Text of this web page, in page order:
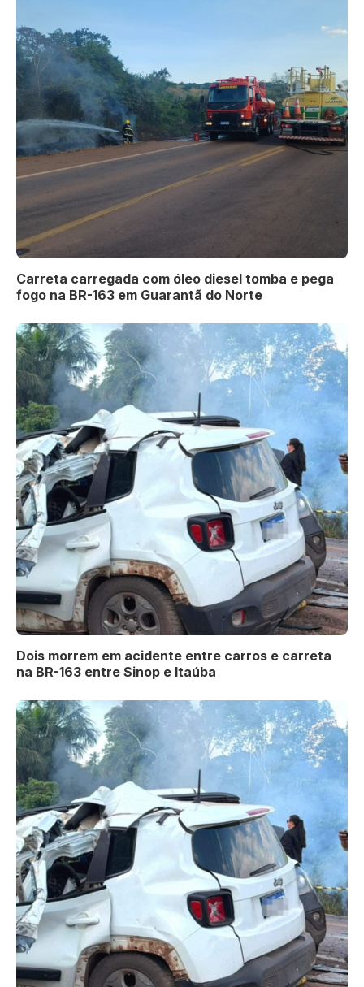
Carreta carregada com óleo diesel tomba e pega
fogo na BR-163 em Guarantã do Norte
Dois morrem em acidente entre carros e carreta
na BR-163 entre Sinop e Itaúba